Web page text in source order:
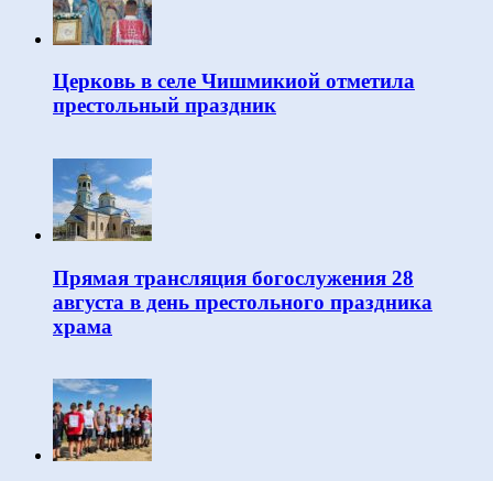
Церковь в селе Чишмикиой отметила
престольный праздник
Прямая трансляция богослужения 28
августа в день престольного праздника
храма